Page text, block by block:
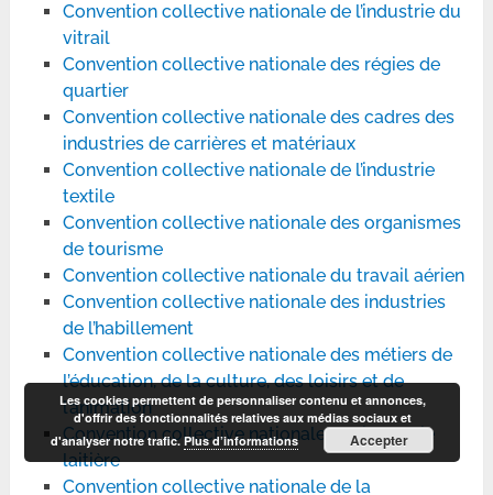
Convention collective nationale de l’industrie du
vitrail
Convention collective nationale des régies de
quartier
Convention collective nationale des cadres des
industries de carrières et matériaux
Convention collective nationale de l’industrie
textile
Convention collective nationale des organismes
de tourisme
Convention collective nationale du travail aérien
Convention collective nationale des industries
de l’habillement
Convention collective nationale des métiers de
l’éducation, de la culture, des loisirs et de
l’animation
Convention collective nationale de l’industrie
laitière
Convention collective nationale de la
Les cookies permettent de personnaliser contenu et annonces,
d'offrir des fonctionnalités relatives aux médias sociaux et
d'analyser notre trafic.Plus d’informations Accepter